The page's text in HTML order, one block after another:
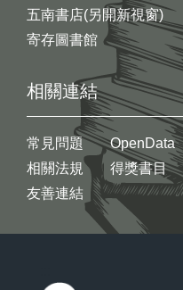
五南書店(另開新視窗)
寄存圖書館
相關連結
常見問題
相關法規
友善連結
OpenData
得獎書目